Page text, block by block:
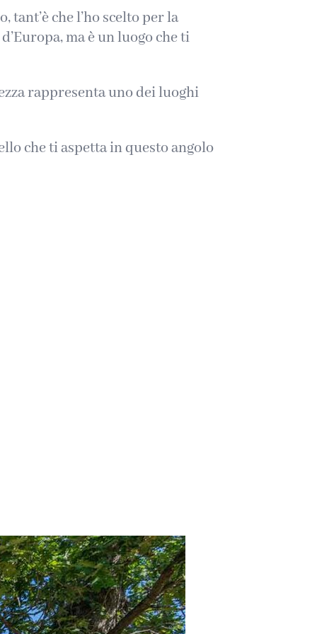
che l’ho scelto per la
ma è un luogo che ti
rappresenta uno dei luoghi
che ti aspetta in questo angolo